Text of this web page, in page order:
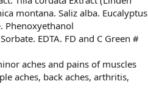
montana. Saliz alba. Eucalyptus
Phenoxyethanol
EDTA. FD and C Green #
aches and pains of muscles
aches, back aches, arthritis,